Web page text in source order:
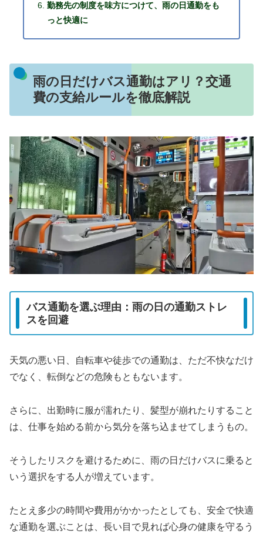
勤務先の制度を味方につけて、雨の日通勤をも
っと快適に
雨の日だけバス通勤はアリ？交通
費の支給ルールを徹底解説
バス通勤を選ぶ理由：雨の日の通勤ストレ
スを回避
天気の悪い日、自転車や徒歩での通勤は、ただ不快なだけ
でなく、転倒などの危険もともないます。
さらに、出勤時に服が濡れたり、髪型が崩れたりすること
は、仕事を始める前から気分を落ち込ませてしまうもの。
そうしたリスクを避けるために、雨の日だけバスに乗ると
いう選択をする人が増えています。
たとえ多少の時間や費用がかかったとしても、安全で快適
な通勤を選ぶことは、長い目で見れば心身の健康を守るう